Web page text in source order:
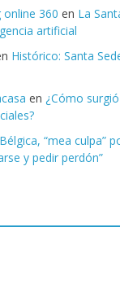
360 en La
artificial
Histórico: Santa
en ¿Cómo
“mea culpa”
y pedir perdón”